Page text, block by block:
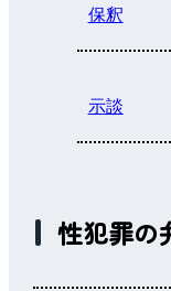
保釈
示談
性犯罪の